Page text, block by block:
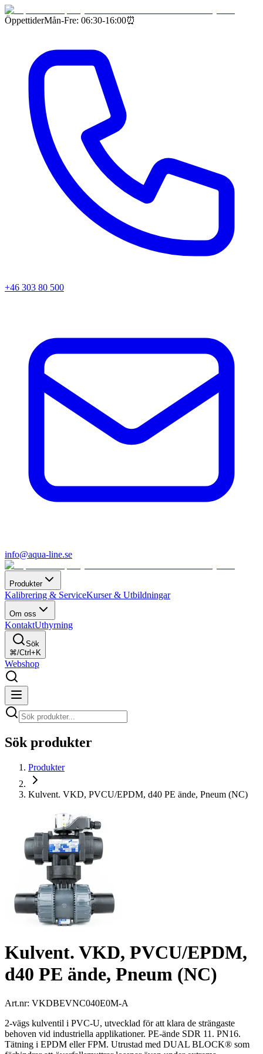
ÖppettiderMån-Fre: 06:30-16:00⏰
+46 303 80 500
info@aqua-line.se
Produkter
Kalibrering & ServiceKurser & Utbildningar
Om oss
KontaktUthyrning
Sök
⌘/Ctrl+K
Webshop
Sök produkter
Produkter
Kulvent. VKD, PVCU/EPDM, d40 PE ände, Pneum (NC)
Kulvent. VKD, PVCU/EPDM,
d40 PE ände, Pneum (NC)
Art.nr: VKDBEVNC040E0M-A
2-vägs kulventil i PVC-U, utvecklad för att klara de strängaste
behoven vid industriella applikationer. PE-ände SDR 11. PN16.
Tätning i EPDM eller FPM. Utrustad med DUAL BLOCK® som